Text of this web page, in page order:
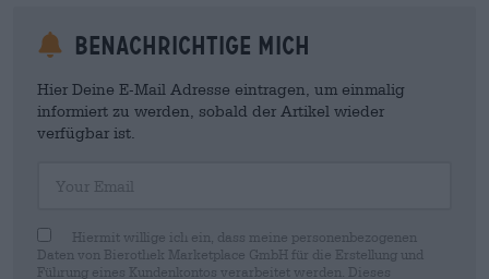
Benachrichtige mich
Hier Deine E-Mail Adresse eintragen, um einmalig
informiert zu werden, sobald der Artikel wieder
verfügbar ist.
Hiermit willige ich ein, dass meine personenbezogenen
Daten von Bierothek Marketplace GmbH für die Erstellung und
Führung eines Kundenkontos verarbeitet werden. Dieses